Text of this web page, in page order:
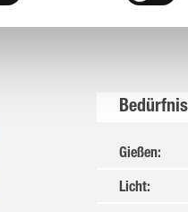
Gießen:
Licht: